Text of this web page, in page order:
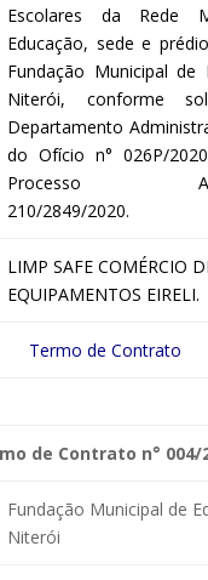
Escolares da Rede
Educação, sede e
Fundação Municipal de
Niterói, conforme
Departamento
do Ofício n° 026P/
Processo
210/2849/2020.
LIMP SAFE COMÉRCIO
EQUIPAMENTOS EIRELI.
Termo de Contrato
de Contrato n° 004/
Fundação Municipal de
Niterói